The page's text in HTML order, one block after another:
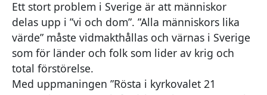
Ett stort problem i Sverige är att människor
delas upp i ”vi och dom”. ”Alla människors lika
värde” måste vidmakthållas och värnas i Sverige
som för länder och folk som lider av krig och
total förstörelse.
Med uppmaningen ”Rösta i kyrkovalet 21